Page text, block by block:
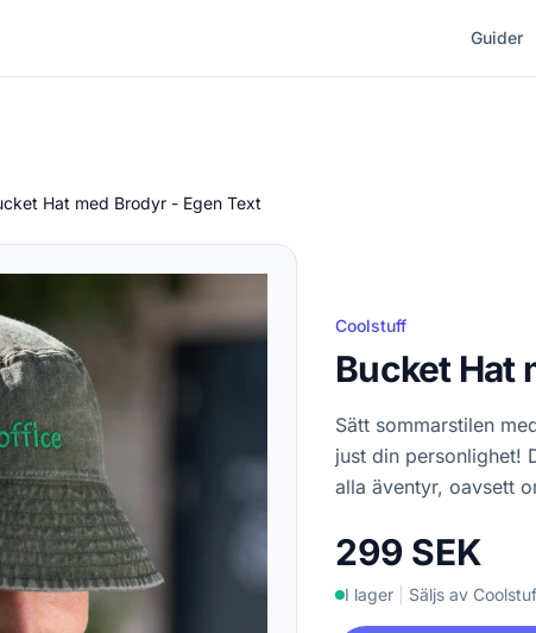
Guider
Hat med Brodyr - Egen Text
Coolstuff
Bucket Hat
Sätt sommarstilen
just din personlighet!
alla äventyr, oavsett
299 SEK
I lager Säljs av